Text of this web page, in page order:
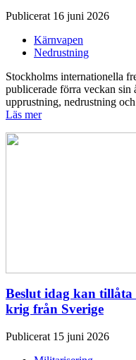
Publicerat 16 juni 2026
Kärnvapen
Nedrustning
Stockholms internationella
publicerade förra veckan
upprustning, nedrustning
Läs mer
Beslut idag kan
krig från Sverige
Publicerat 15 juni 2026